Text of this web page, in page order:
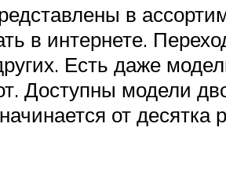
в
в интернете.
Есть даже
Доступны модели
от десятка